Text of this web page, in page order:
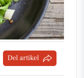
Del artikel